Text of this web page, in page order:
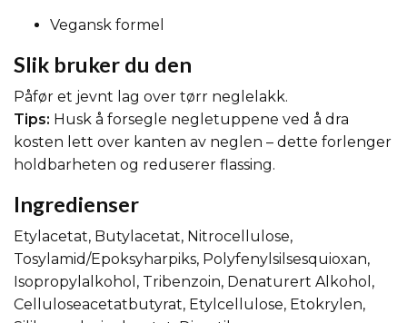
Vegansk formel
Slik bruker du den
Påfør et jevnt lag over tørr neglelakk.
Tips: Husk å forsegle negletuppene ved å dra
kosten lett over kanten av neglen – dette forlenger
holdbarheten og reduserer flassing.
Ingredienser
Etylacetat, Butylacetat, Nitrocellulose,
Tosylamid/Epoksyharpiks, Polyfenylsilsesquioxan,
Isopropylalkohol, Tribenzoin, Denaturert Alkohol,
Celluloseacetatbutyrat, Etylcellulose, Etokrylen,